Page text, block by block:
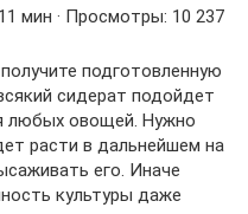
мин · Просмотры: 10 237
подготовленную
сидерат подойдет
любых овощей. Нужно
расти в дальнейшем на
его. Иначе
культуры даже